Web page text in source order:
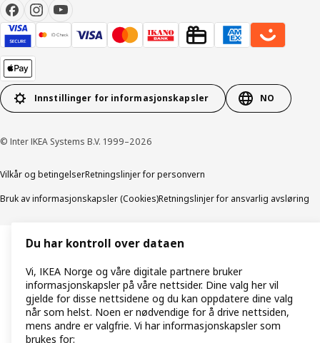
Innstillinger for informasjonskapsler NO
© Inter IKEA Systems B.V. 1999–2026
Vilkår og betingelserRetningslinjer for personvern
Bruk av informasjonskapsler (Cookies)Retningslinjer for ansvarlig avsløring
Du har kontroll over dataen
Vi, IKEA Norge og våre digitale partnere bruker
informasjonskapsler på våre nettsider. Dine valg her vil
gjelde for disse nettsidene og du kan oppdatere dine valg
når som helst. Noen er nødvendige for å drive nettsiden,
mens andre er valgfrie. Vi har informasjonskapsler som
brukes for: